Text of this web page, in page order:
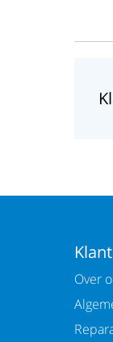
Over